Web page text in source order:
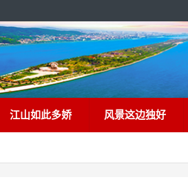
江山如此多娇 风景这边独好